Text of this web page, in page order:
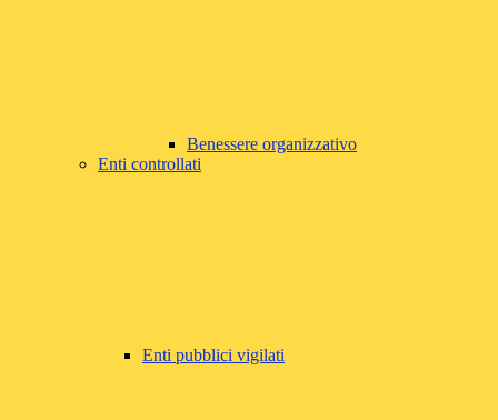
Benessere organizzativo
Enti controllati
Enti pubblici vigilati